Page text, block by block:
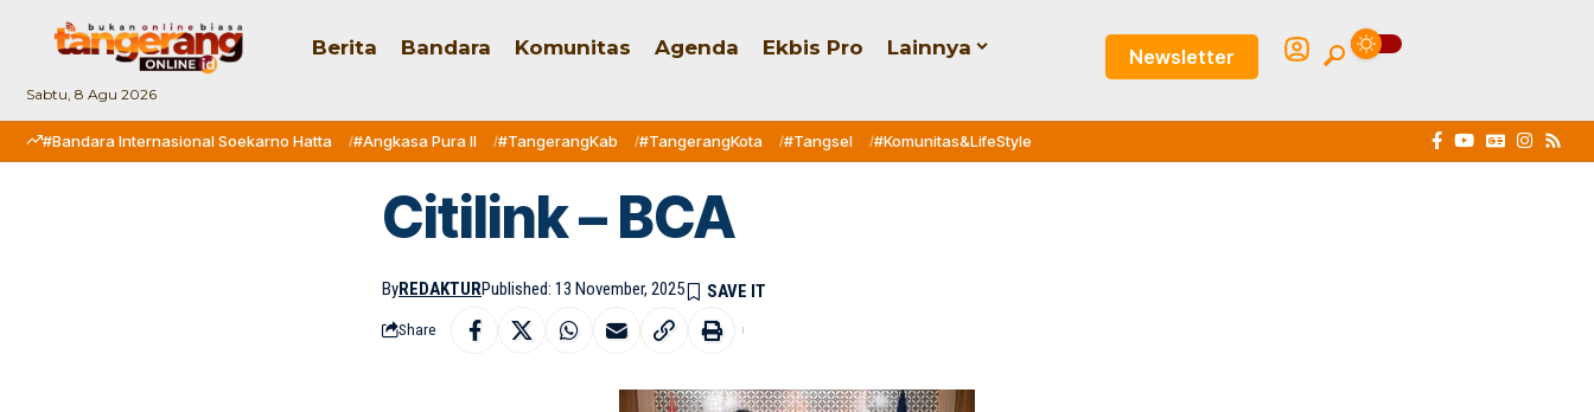
Sabtu, 8 Agu 2026
Berita Bandara Komunitas Agenda Ekbis Pro Lainnya Newsletter
#Bandara Internasional Soekarno Hatta #Angkasa Pura II #TangerangKab #TangerangKota #Tangsel #Komunitas&LifeStyle
Citilink – BCA
ByREDAKTURPublished: 13 November, 2025
Share